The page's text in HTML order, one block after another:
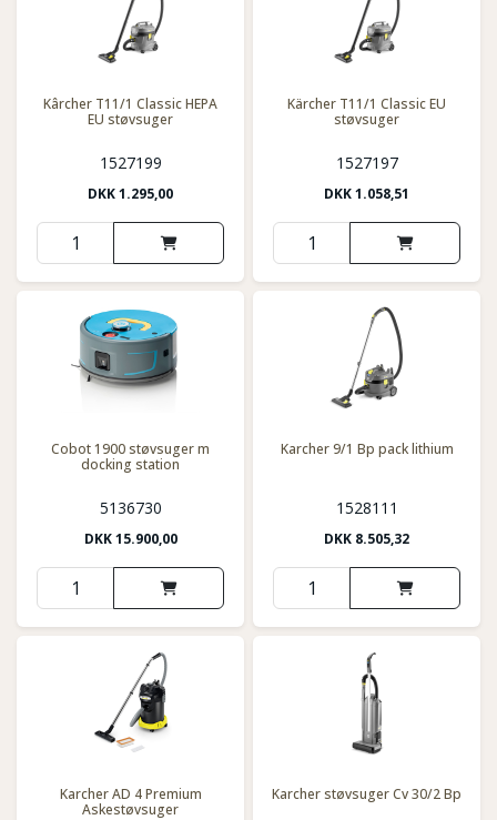
Kârcher T11/1 Classic HEPA
EU støvsuger
1527199
DKK1.295,00
Kärcher T11/1 Classic EU
støvsuger
1527197
DKK1.058,51
Cobot 1900 støvsuger m
docking station
5136730
DKK15.900,00
Karcher 9/1 Bp pack lithium
1528111
DKK 8.505,32
Karcher AD 4 Premium
Askestøvsuger
Karcher støvsuger Cv 30/2 Bp